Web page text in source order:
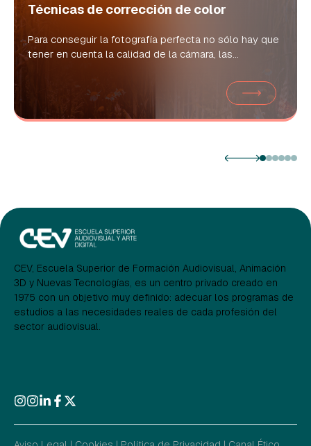
Técnicas de corrección de color
Para conseguir la fotografía perfecta no sólo hay que
tener en cuenta la calidad de la cámara, las...
CEV, Escuela Superior de Formación Audiovisual, Animación
3D y Nuevas Tecnologías, es un centro privado creado en
1975 con un objetivo muy definido: adecuar los programas de
estudios a las necesidades reales de cada profesión del
sector audiovisual.